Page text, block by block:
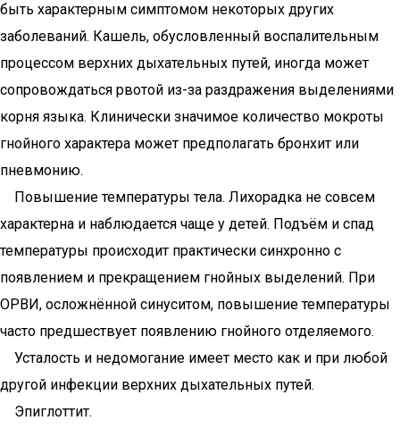
быть характерным симптомом некоторых других
заболеваний. Кашель, обусловленный воспалительным
процессом верхних дыхательных путей, иногда может
сопровождаться рвотой из-за раздражения выделениями
корня языка. Клинически значимое количество мокроты
гнойного характера может предполагать бронхит или
пневмонию.
Повышение температуры тела. Лихорадка не совсем
характерна и наблюдается чаще у детей. Подъём и спад
температуры происходит практически синхронно с
появлением и прекращением гнойных выделений. При
ОРВИ, осложнённой синуситом, повышение температуры
часто предшествует появлению гнойного отделяемого.
Усталость и недомогание имеет место как и при любой
другой инфекции верхних дыхательных путей.
Эпиглоттит.